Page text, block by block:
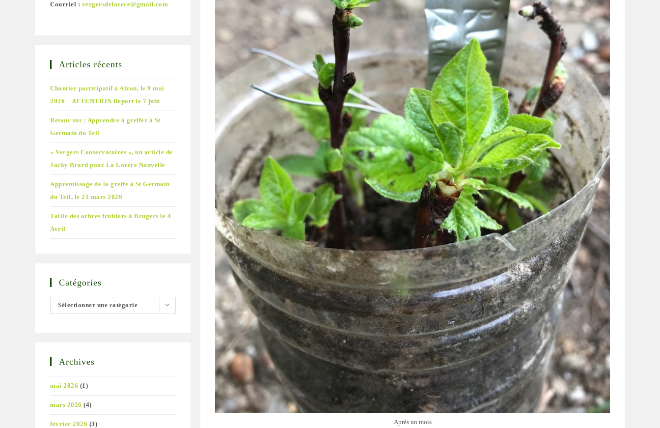
Après un mois
Courriel : vergersdelozere@gmail.com
Articles récents
Chantier participatif à Alzon, le 9 mai
2026 – ATTENTION Report le 7 juin
Retour sur : Apprendre à greffer à St
Germain du Teil
« Vergers Conservatoires », un article de
Jacky Brard pour La Lozère Nouvelle
Apprentissage de la greffe à St Germain
du Teil, le 21 mars 2026
Taille des arbres fruitiers à Brugers le 4
Avril
Catégories
Catégories
Sélectionner une catégorie
Archives
mai 2026 (1)
mars 2026 (4)
février 2026 (3)